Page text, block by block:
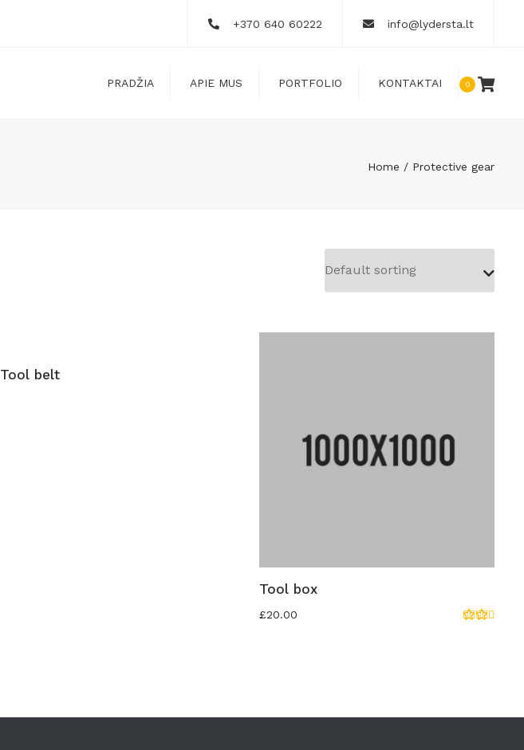
+370 640 60222 info@lydersta.lt
PRADŽIA APIE MUS PORTFOLIO KONTAKTAI 0
Home Protective gear
Tool belt
Tool box
£20.00